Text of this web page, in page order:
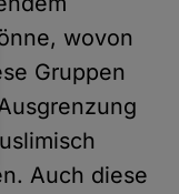
wovon
Gruppen
Auch diese